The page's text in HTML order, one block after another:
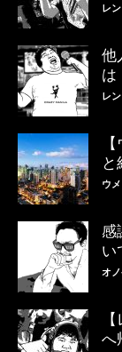
レ
他
は
レ
ウメ
感
い
オ
へ